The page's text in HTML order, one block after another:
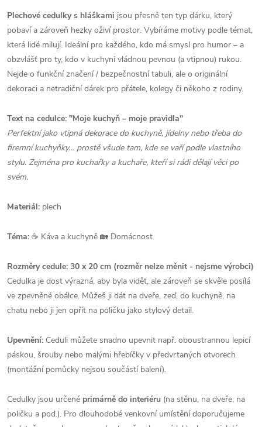
Plechové cedulky s hláškami jsou přesně ten typ dárku, který
pobaví a zároveň hezky oživí prostor. Vybíráme motivy podle témat,
která lidé milují. Ideální pro každého, kdo má smysl pro humor – a
obzvlášť pro ty, kdo v kuchyni vládnou pevnou (a vtipnou) rukou.
Nejde o funkční značení / bezpečnostní tabuli, ale o originální
dekoraci a netradiční dárek pro přátele, kolegy či někoho z rodiny.
Text na cedulce: "Moje kuchyň – moje pravidla"
Perfektní jako vtipná dekorace do kuchyně, jídelny nebo třeba do
firemní kuchyňky… prostě všude tam, kde se vaří podle vlastního
stylu. Zejména pro kuchařky a kuchaře, kteří si rádi dělají věci po
svém.
Materiál: plech
Téma: ☕ Káva a kuchyně 🏡 Domácnost
Rozměry cedule: 30 x 20 cm (rozměr nelze měnit - nejsme výrobci)
Cedulka je dost výrazná, aby byla vidět, ale zároveň se skvěle posílá
ve zpevněné obálce. Můžeš ji dát na dveře, zeď, do kuchyně, na
chatu nebo ji jen opřít na poličku jako stylový detail.
Upevnění: Ceduli můžete snadno upevnit např. oboustrannou lepicí
páskou, šrouby nebo malými hřebíčky v předvrtaných otvorech
(montážní pomůcky nejsou součástí balení).
Cedulky jsou určené primárně do interiéru (na stěnu, na dveře, na
poličku a pod.). Pro dlouhodobé venkovní umístění doporučujeme